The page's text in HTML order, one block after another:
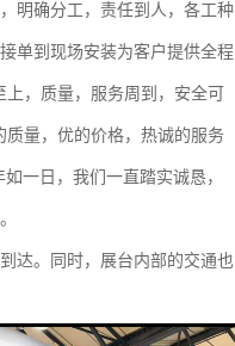
明确分工，责任到人，各工种
单到现场安装为客户提供全程
，质量，服务周到，安全可
质量，优的价格，热诚的服务
一日，我们一直踏实诚恳，
达。同时，展台内部的交通也